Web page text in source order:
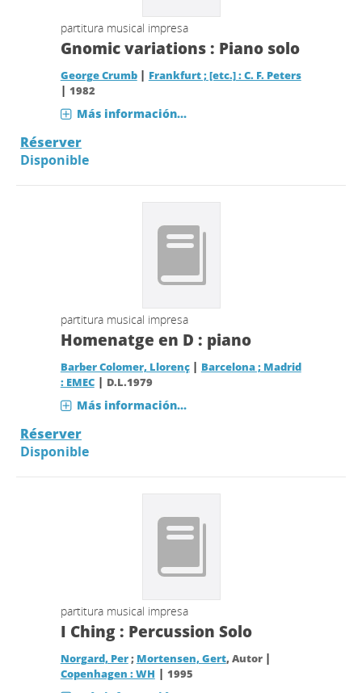
partitura musical impresa
Gnomic variations : Piano solo
George Crumb | Frankfurt ; [etc.] : C. F. Peters
| 1982
Más información...
Réserver
Disponible
partitura musical impresa
Homenatge en D : piano
Barber Colomer, Llorenç | Barcelona ; Madrid
: EMEC| D.L.1979
Más información...
Réserver
Disponible
partitura musical impresa
I Ching : Percussion Solo
Norgard, Per; Mortensen, Gert, Autor |
Copenhagen : WH | 1995